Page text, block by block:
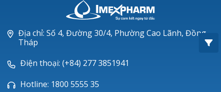
Piperacillin
Ticarlinat®
Zobacta®
Bacsulfo®
Địa chỉ: Số 4, Đường 30/4, Phường Cao Lãnh, Đồng
Tháp
Điện thoại: (+84) 277 3851941
Hotline: 1800 5555 35